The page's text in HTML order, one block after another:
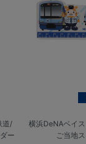
道/
ー
横浜DeNAベイ
ご当地